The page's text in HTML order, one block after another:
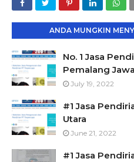
ANDA MUNGKIN
No. 1 Jasa
Pemalang
July 19, 2022
#1 Jasa
Utara
June 21, 2022
#1 Jasa